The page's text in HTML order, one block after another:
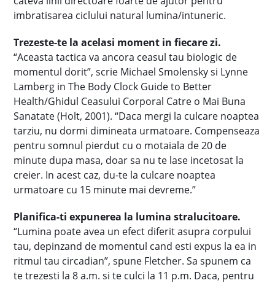
imbratisarea ciclului natural lumina/intuneric.
Trezeste-te la acelasi moment in fiecare zi.
“Aceasta tactica va ancora ceasul tau biologic de
momentul dorit”, scrie Michael Smolensky si Lynne
Lamberg in The Body Clock Guide to Better
Health/Ghidul Ceasului Corporal Catre o Mai Buna
Sanatate (Holt, 2001). “Daca mergi la culcare noaptea
tarziu, nu dormi dimineata urmatoare. Compenseaza
pentru somnul pierdut cu o motaiala de 20 de
minute dupa masa, doar sa nu te lase incetosat la
creier. In acest caz, du-te la culcare noaptea
urmatoare cu 15 minute mai devreme.”
Planifica-ti expunerea la lumina stralucitoare.
“Lumina poate avea un efect diferit asupra corpului
tau, depinzand de momentul cand esti expus la ea in
ritmul tau circadian”, spune Fletcher. Sa spunem ca
te trezesti la 8 a.m. si te culci la 11 p.m. Daca, pentru